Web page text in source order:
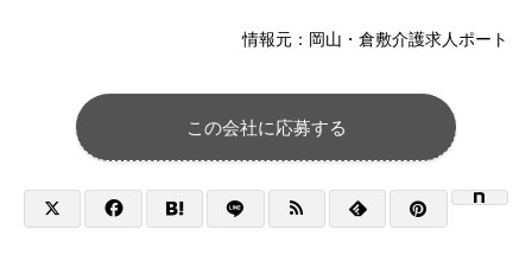
情報元：岡山・倉敷介護求人ポート
この会社に応募する